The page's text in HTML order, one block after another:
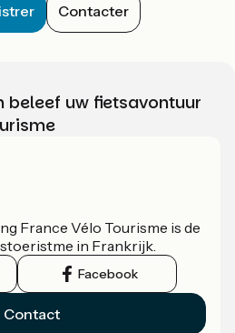
Contacter
beleef uw fietsavontuur
France Vélo Tourisme is de
in Frankrijk.
Facebook
Contact